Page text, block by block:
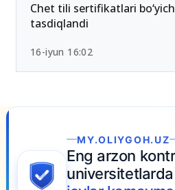
Chet tili sertifikatlari
tasdiqlandi
16-iyun 16:02